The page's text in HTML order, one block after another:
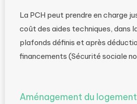
La PCH peut prendre en charge
coût des aides techniques, dans
plafonds définis et après
financements (Sécurité sociale
Aménagement du